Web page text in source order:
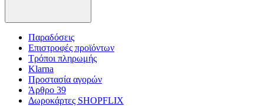
Παραδόσεις
Επιστροφές προϊόντων
Τρόποι πληρωμής
Klarna
Προστασία αγορών
Άρθρο 39
Δωροκάρτες SHOPFLIX